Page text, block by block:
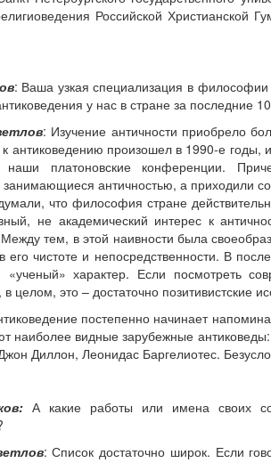
Российской Христианской
: Ваша узкая специализация в философии
у нас в стране за последние
: Изучение античности приобрело
к антиковедению произошел в 1990-е
платоновские конференции.
занимающиеся античностью, а приходили
что философия стране
не академический интерес к
тем, в этой наивности была
его чистоте и непосредственности. В
«ученый» характер. Если посмотреть
целом, это – достаточно позитивистские
постепенно начинает
наиболее видные зарубежные
Диллон, Леонидас Баргелиотес.
А какие работы или имена своих
: Список достаточно широк. Если